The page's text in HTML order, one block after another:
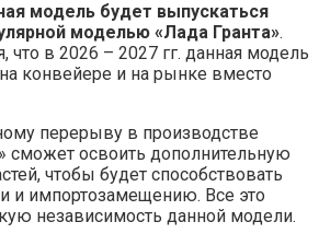
модель будет выпускаться
моделью «Лада Гранта».
что в 2026 – 2027 гг. данная модель
конвейере и на рынке вместо
перерыву в производстве
сможет освоить дополнительную
чтобы будет способствовать
и импортозамещению. Все это
независимость данной модели.